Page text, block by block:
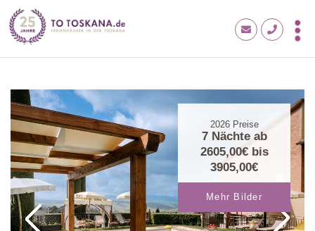
2026Preise
7 Nächte ab
2605,00€bis
3905,00€
Mehr Bilder